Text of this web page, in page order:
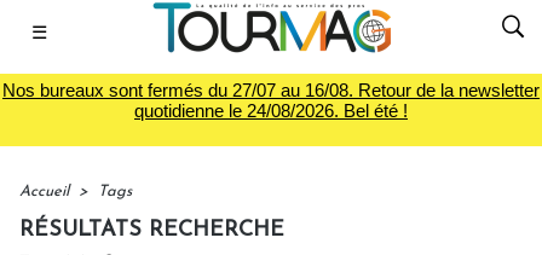
☰
Nos bureaux sont fermés du 27/07 au 16/08. Retour de la newsletter
quotidienne le 24/08/2026. Bel été !
Accueil > Tags
RÉSULTATS RECHERCHE